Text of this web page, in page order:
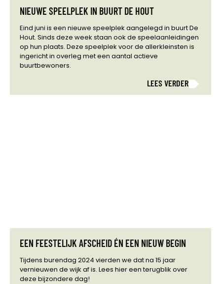
NIEUWE SPEELPLEK IN BUURT DE HOUT
Eind juni is een nieuwe speelplek aangelegd in buurt De
Hout. Sinds deze week staan ook de speelaanleidingen
op hun plaats. Deze speelplek voor de allerkleinsten is
ingericht in overleg met een aantal actieve
buurtbewoners.
LEES VERDER
EEN FEESTELIJK AFSCHEID ÉN EEN NIEUW BEGIN
Tijdens burendag 2024 vierden we dat na 15 jaar
vernieuwen de wijk af is. Lees hier een terugblik over
deze bijzondere dag!